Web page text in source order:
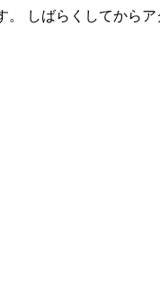
。 しばらくしてから